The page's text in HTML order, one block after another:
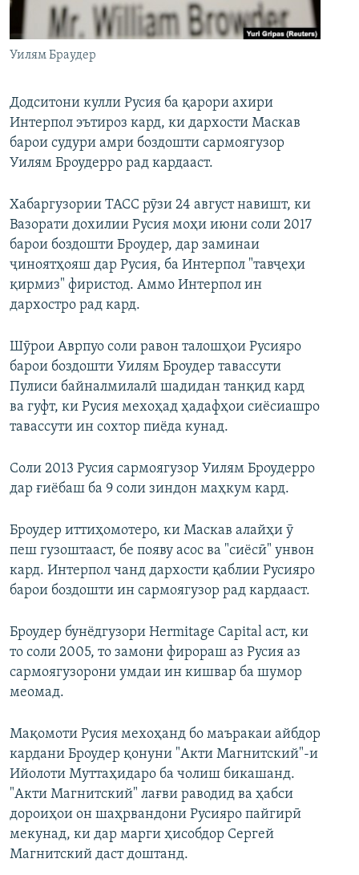
ГУЗОРИШҲОИ РАДИОӢ
Русский
Уилям Браудер
Додситони кулли Русия ба қарори ахири
Интерпол эътироз кард, ки дархости Маскав
барои судури амри боздошти сармоягузор
Уилям Броудерро рад кардааст.
Хабаргузории ТАСС рӯзи 24 август навишт, ки
Вазорати дохилии Русия моҳи июни соли 2017
барои боздошти Броудер, дар заминаи
ҷиноятҳояш дар Русия, ба Интерпол "тавҷеҳи
қирмиз" фиристод. Аммо Интерпол ин
дархостро рад кард.
Шӯрои Аврпуо соли равон талошҳои Русияро
барои боздошти Уилям Броудер тавассути
Пулиси байналмилалӣ шадидан танқид кард
ва гуфт, ки Русия мехоҳад ҳадафҳои сиёсиашро
тавассути ин сохтор пиёда кунад.
Соли 2013 Русия сармоягузор Уилям Броудерро
дар ғиёбаш ба 9 соли зиндон маҳкум кард.
Броудер иттиҳомотеро, ки Маскав алайҳи ӯ
пеш гузоштааст, бе появу асос ва "сиёсӣ" унвон
кард. Интерпол чанд дархости қаблии Русияро
барои боздошти ин сармоягузор рад кардааст.
Броудер бунёдгузори Hermitage Capital аст, ки
то соли 2005, то замони фирораш аз Русия аз
сармоягузорони умдаи ин кишвар ба шумор
меомад.
Мақомоти Русия мехоҳанд бо маъракаи айбдор
кардани Броудер қонуни "Акти Магнитский"-и
Ийолоти Муттаҳидаро ба чолиш бикашанд.
"Акти Магнитский" лағви раводид ва ҳабси
дороиҳои он шаҳрвандони Русияро пайгирӣ
мекунад, ки дар марги ҳисобдор Сергей
Магнитский даст доштанд.